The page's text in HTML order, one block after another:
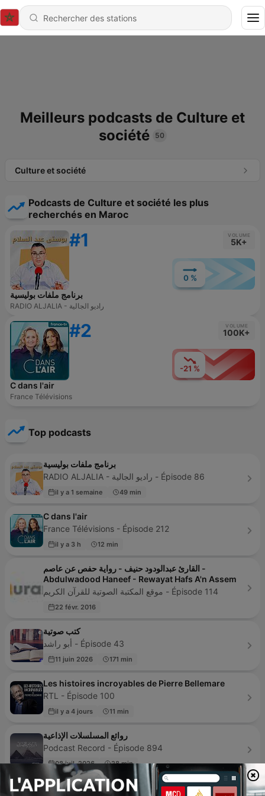
Meilleurs podcasts de Culture et
société
50
Culture et société
Podcasts de Culture et société les plus
recherchés en Maroc
#1 VOLUME
5K+
0 %
برنامج ملفات بوليسية
RADIO ALJALIA - راديو الجالية
#2 VOLUME
100K+
-21 %
C dans l'air
France Télévisions
Top podcasts
برنامج ملفات بوليسية
RADIO ALJALIA - راديو الجالية - Épisode 86
il y a 1 semaine 49 min
C dans l'air
France Télévisions - Épisode 212
il y a 3 h 12 min
القارئ عبدالودود حنيف - رواية حفص عن عاصم -
Abdulwadood Haneef - Rewayat Hafs A'n Assem
موقع المكتبة الصوتية للقرآن الكريم - Épisode 114
22 févr. 2016
كتب صوتية
أبو راشد - Épisode 43
11 juin 2026 171 min
Les histoires incroyables de Pierre Bellemare
RTL - Épisode 100
il y a 4 jours 11 min
روائع المسلسلات الإذاعية
Podcast Record - Épisode 894
08 juil. 2026 28 min
LEGEND